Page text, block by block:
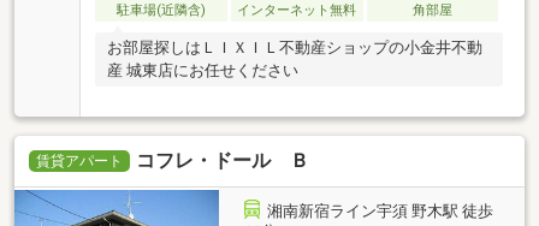
駐車場(近隣含)
インターネット無料 角部屋
お部屋探しはＬＩＸＩＬ不動産ショップの小金井不動
産 城東店にお任せください
賃貸アパート コフレ・ドール Ｂ
湘南新宿ライン宇須 野木駅 徒歩